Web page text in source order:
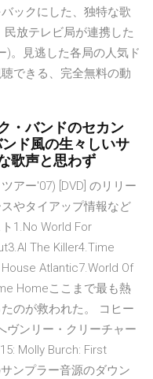
ックにした、独特な歌
放テレビ局が連携した
)。見逃した各局の人気ド
できる、完全無料の動
・バンドのセカン
ド風の生々しいサ
歌声と思わず
アー'07) [DVD] のリリー
やタイアップ情報など
1.No World For
The Killer4.Time
Atlantic7.World Of
Homeここまで最も熱
のが救われた。 コヒー
ヴンリー・クリーチャー
Molly Burch: First
ンプラー音源のダウン